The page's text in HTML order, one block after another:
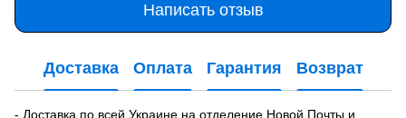
Написать отзыв
Доставка Оплата Гарантия Возврат
- Доставка по всей Украине на отделение Новой Почты и